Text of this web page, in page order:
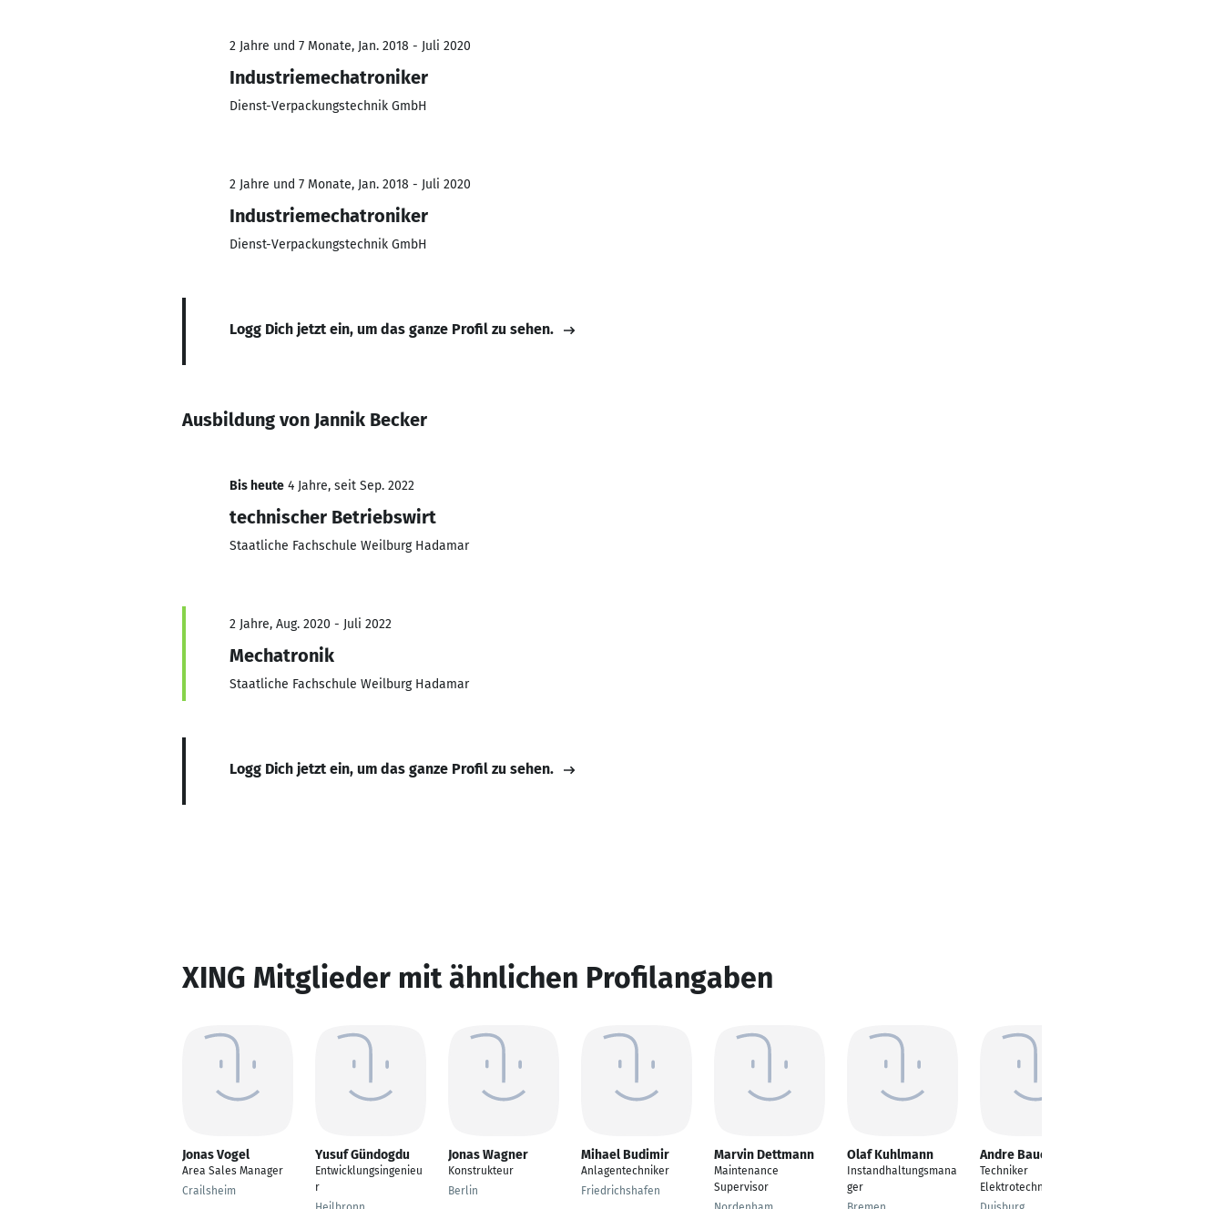
2 Jahre und 7 Monate, Jan. 2018 - Juli 2020
Industriemechatroniker
Dienst-Verpackungstechnik GmbH
2 Jahre und 7 Monate, Jan. 2018 - Juli 2020
Industriemechatroniker
Dienst-Verpackungstechnik GmbH
Logg Dich jetzt ein, um das ganze Profil zu sehen.
Ausbildung von Jannik Becker
Bis heute 4 Jahre, seit Sep. 2022
technischer Betriebswirt
Staatliche Fachschule Weilburg Hadamar
2 Jahre, Aug. 2020 - Juli 2022
Mechatronik
Staatliche Fachschule Weilburg Hadamar
Logg Dich jetzt ein, um das ganze Profil zu sehen.
XING Mitglieder mit ähnlichen Profilangaben
Jonas Vogel
Area Sales Manager
Crailsheim
Yusuf Gündogdu
Entwicklungsingenieu
r
Jonas Wagner
Konstrukteur
Berlin
Mihael Budimir
Anlagentechniker
Friedrichshafen
Marvin Dettmann
Maintenance
Supervisor
Olaf Kuhlmann
Instandhaltungsmana
ger
Andre Bauer
Techniker
Elektrotechnik